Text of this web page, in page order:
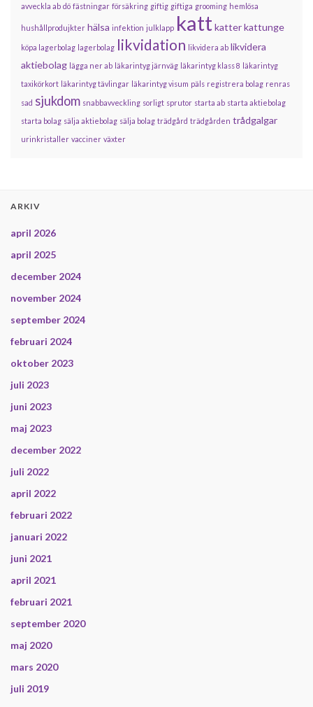
avveckla ab dö fästningar försäkring giftig giftiga grooming hemlösa
hushållprodujkter hälsa infektion julklapp katt katterkattunge
köpa lagerbolag lagerbolag likvidation likvidera ab likvidera
aktiebolag lägga ner ab läkarintyg järnväg läkarintyg klass 8 läkarintyg
taxikörkort läkarintyg tävlingar läkarintyg visum päls registrera bolag renras
sad sjukdom snabbavveckling sorligt sprutor starta ab starta aktiebolag
starta bolag sälja aktiebolag sälja bolag trädgård trädgården trådgalgar
urinkristaller vacciner växter
ARKIV
april 2026
april 2025
december 2024
november 2024
september 2024
februari 2024
oktober 2023
juli 2023
juni 2023
maj 2023
december 2022
juli 2022
april 2022
februari 2022
januari 2022
juni 2021
april 2021
februari 2021
september 2020
maj 2020
mars 2020
juli 2019